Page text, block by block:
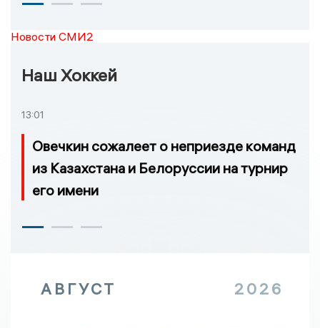
Новости СМИ2
Наш Хоккей
13:01
Овечкин сожалеет о неприезде команд
из Казахстана и Белоруссии на турнир
его имени
АВГУСТ 2026